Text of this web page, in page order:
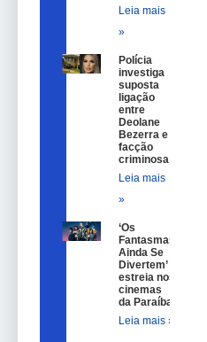
Leia mais
»
Polícia
investiga
suposta
ligação
entre
Deolane
Bezerra e
facção
criminosa
Leia mais
»
‘Os
Fantasmas
Ainda Se
Divertem’
estreia nos
cinemas
da Paraíba
Leia mais »